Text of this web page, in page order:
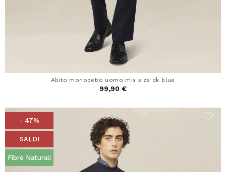
Abito monopetto uomo mix size dk blue
99,90 €
- 47%
SALDI
Fibre Naturali